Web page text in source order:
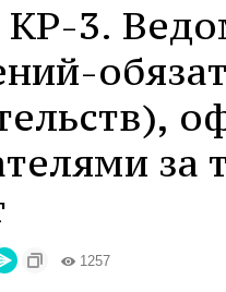
3.
за
1257